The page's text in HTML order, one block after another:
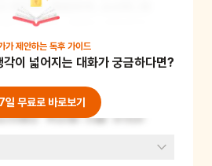
옥수수, 파프리카, 소시지, 버
를 놓아줘요. 재료는 어린이가
라볼 수 있어요. 마지막으로 치
지나 오븐에 돌리면 간단하게
은 어떤 이야기를 들려주나
를 접하며 건강한 식습관을 만
이예요. 준비물: 식빵, 토마토
, 치즈
가 제안하는 독후 가이드
이 넓어지는 대화가 궁금하다면?
일 무료로 바로보기